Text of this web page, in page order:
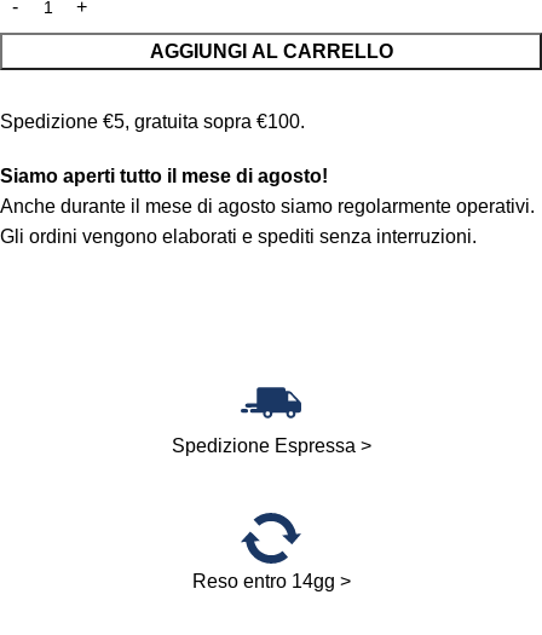
AGGIUNGI AL CARRELLO
Spedizione €5, gratuita sopra €100.
Siamo aperti tutto il mese di agosto!
Anche durante il mese di agosto siamo regolarmente operativi.
Gli ordini vengono elaborati e spediti senza interruzioni.
Spedizione Espressa >
Reso entro 14gg >